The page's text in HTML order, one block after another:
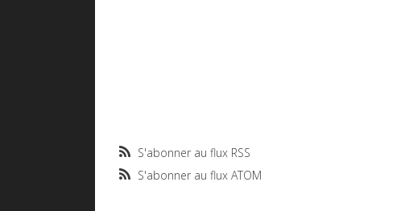
S'abonner au flux RSS
S'abonner au flux ATOM